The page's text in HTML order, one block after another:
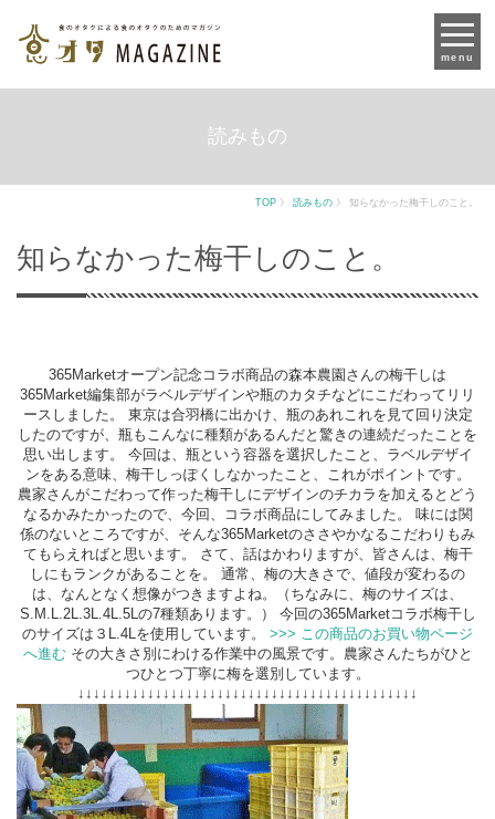
menu
読みもの
TOP 》 読みもの 》 知らなかった梅干しのこと。
知らなかった梅干しのこと。
365Marketオープン記念コラボ商品の森本農園さんの梅干しは
365Market編集部がラベルデザインや瓶のカタチなどにこだわってリリ
ースしました。 東京は合羽橋に出かけ、瓶のあれこれを見て回り決定
したのですが、瓶もこんなに種類があるんだと驚きの連続だったことを
思い出します。 今回は、瓶という容器を選択したこと、ラベルデザイ
ンをある意味、梅干しっぽくしなかったこと、これがポイントです。
農家さんがこだわって作った梅干しにデザインのチカラを加えるとどう
なるかみたかったので、今回、コラボ商品にしてみました。 味には関
係のないところですが、そんな365Marketのささやかなるこだわりもみ
てもらえればと思います。 さて、話はかわりますが、皆さんは、梅干
しにもランクがあることを。 通常、梅の大きさで、値段が変わるの
は、なんとなく想像がつきますよね。（ちなみに、梅のサイズは、
S.M.L.2L.3L.4L.5Lの7種類あります。） 今回の365Marketコラボ梅干し
のサイズは３L.4Lを使用しています。 >>> この商品のお買い物ページ
へ進む その大きさ別にわける作業中の風景です。農家さんたちがひと
つひとつ丁寧に梅を選別しています。
↓↓↓↓↓↓↓↓↓↓↓↓↓↓↓↓↓↓↓↓↓↓↓↓↓↓↓↓↓↓↓↓↓↓↓↓↓↓↓↓↓↓↓↓